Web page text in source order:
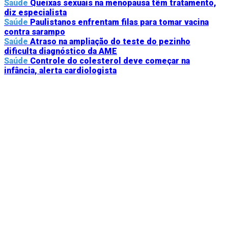
Saúde Queixas sexuais na menopausa têm tratamento,
diz especialista
Saúde Paulistanos enfrentam filas para tomar vacina
contra sarampo
Saúde Atraso na ampliação do teste do pezinho
dificulta diagnóstico da AME
Saúde Controle do colesterol deve começar na
infância, alerta cardiologista